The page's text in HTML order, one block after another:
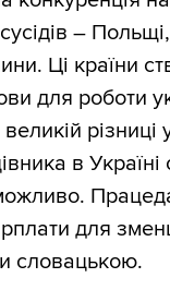
– Польщі,
Ці країни
для роботи
різниці
в Україні
для
словацькою.